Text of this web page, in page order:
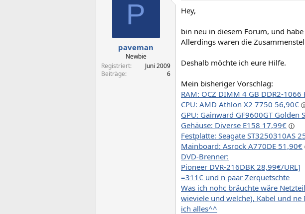
l
m
P
paveman
Newbie
Registriert
Juni 2009
Beiträge
6
Hey,
bin neu in diesem Forum, und
Allerdings waren die
Deshalb möchte ich eure Hilfe.
Mein bisheriger Vorschlag:
RAM: OCZ DIMM 4 GB DDR2-1066
CPU: AMD Athlon X2 7750 56,90€
GPU: Gainward GF9600GT Golden
Gehäuse: Diverse E158 17,99€
Festplatte: Seagate ST3250310AS
Mainboard: Asrock A770DE 51,90€
DVD-Brenner:
Pioneer DVR-216DBK 28,99€/URL]
=311€ und n paar Zerquetschte
Was ich nohc bräuchte wäre
wieviele und welche), Kabel und
ich alles^^